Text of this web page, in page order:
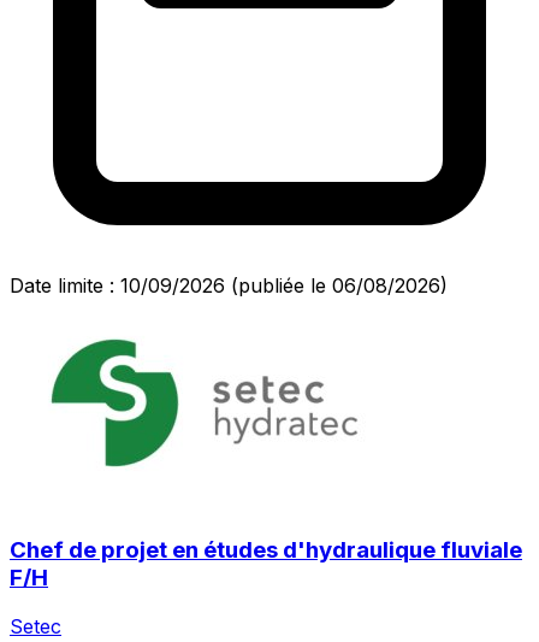
Date limite : 10/09/2026 (publiée le 06/08/2026)
Chef de projet en études d'hydraulique fluviale
F/H
Setec